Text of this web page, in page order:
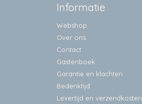
Informatie
Webshop
Over ons
Contact
Gastenboek
Garantie en klachten
Bedenktijd
Levertijd en verzendkosten